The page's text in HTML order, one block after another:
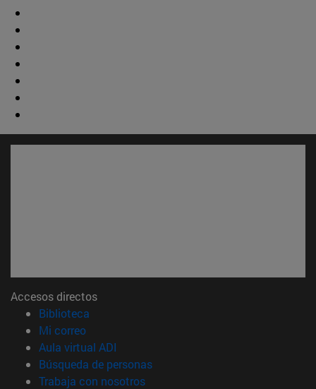
Accesos directos
Biblioteca
Mi correo(abre en nueva ventana)
Aula virtual ADI
Búsqueda de personas(abre en nueva ventana)
Trabaja con nosotros(abre en nueva ventana)